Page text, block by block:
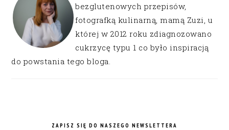
bezglutenowych przepisów,
fotografką kulinarną, mamą Zuzi, u
której w 2012 roku zdiagnozowano
cukrzycę typu 1 co było inspiracją
do powstania tego bloga.
ZAPISZ SIĘ DO NASZEGO NEWSLETTERA